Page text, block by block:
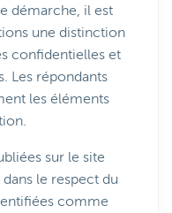
démarche, il est
une distinction
confidentielles et
Les répondants
les éléments
sur le site
le respect du
comme